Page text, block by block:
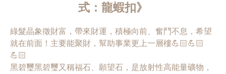
式：龍蝦扣》
綠髮晶象徵財富，帶來財運，積極向前、奮鬥不息，希望
就在前面！主要能聚財，幫助事業更上一層樓💪🏻💪🏻
💪🏻
黑碧璽黑碧璽又稱福石、願望石，是放射性高能量礦物，